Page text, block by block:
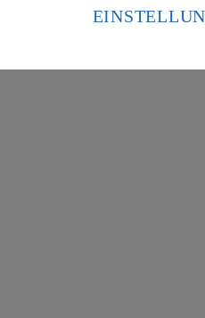
Zugriffs durch US-amerikanische